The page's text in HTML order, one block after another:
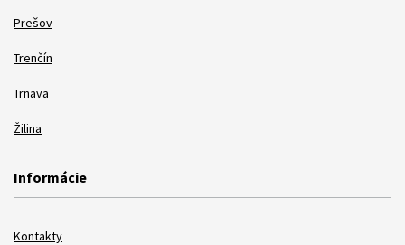
Prešov
Trenčín
Trnava
Žilina
Informácie
Kontakty